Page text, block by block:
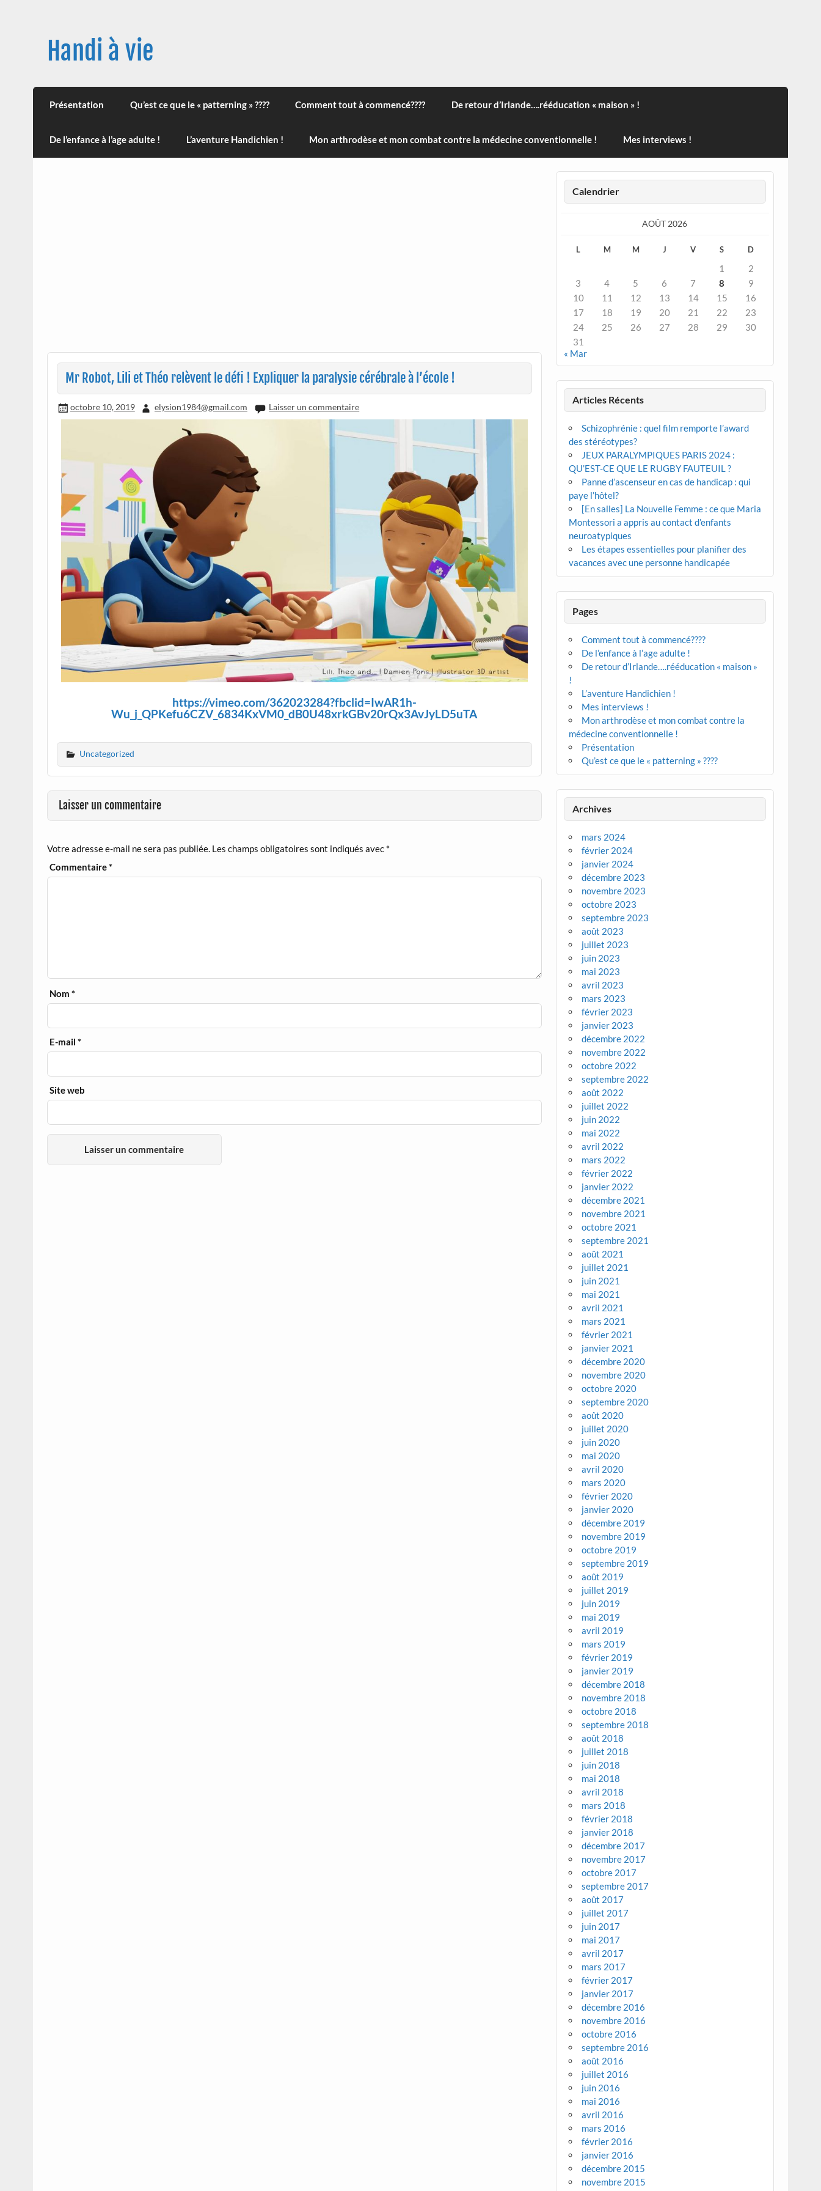
Handi à vie
Une image positive du handicap, en France et à travers le monde, des nouveautés technologiques , de l'handisport , des actualités sur la santé, sur les vaccins, de
leur impact sur la santé (mon histoire est dans le menu) ! Bonne visite
Présentation Qu’est ce que le « patterning » ???? Comment tout à commencé???? De retour d’Irlande….rééducation « maison » !
De l’enfance à l’age adulte ! L’aventure Handichien ! Mon arthrodèse et mon combat contre la médecine conventionnelle ! Mes interviews !
Mr Robot, Lili et Théo relèvent le défi ! Expliquer la paralysie cérébrale à l’école !
octobre 10, 2019 elysion1984@gmail.com Laisser un commentaire
https://vimeo.com/362023284?fbclid=IwAR1h-
Wu_j_QPKefu6CZV_6834KxVM0_dB0U48xrkGBv20rQx3AvJyLD5uTA
Uncategorized
Laisser un commentaire
Votre adresse e-mail ne sera pas publiée. Les champs obligatoires sont indiqués avec *
Commentaire*
Nom*
E-mail*
Site web
Calendrier
AOÛT 2026
L M M J V S D
1
2
3
4 5 6 7 8
9
10
11 12 13 14 15
16
17
18 19 20 21 22
23
24
25 26 27 28 29
30
31
« Mar
Articles Récents
Schizophrénie : quel film remporte l’award
des stéréotypes?
JEUX PARALYMPIQUES PARIS 2024 :
QU’EST-CE QUE LE RUGBY FAUTEUIL ?
Panne d’ascenseur en cas de handicap : qui
paye l’hôtel?
[En salles] La Nouvelle Femme : ce que Maria
Montessori a appris au contact d’enfants
neuroatypiques
Les étapes essentielles pour planifier des
vacances avec une personne handicapée
Pages
Comment tout à commencé????
De l’enfance à l’age adulte !
De retour d’Irlande….rééducation « maison »
!
L’aventure Handichien !
Mes interviews !
Mon arthrodèse et mon combat contre la
médecine conventionnelle !
Présentation
Qu’est ce que le « patterning » ????
Archives
mars 2024
février 2024
janvier 2024
décembre 2023
novembre 2023
octobre 2023
septembre 2023
août 2023
juillet 2023
juin 2023
mai 2023
avril 2023
mars 2023
février 2023
janvier 2023
décembre 2022
novembre 2022
octobre 2022
septembre 2022
août 2022
juillet 2022
juin 2022
mai 2022
avril 2022
mars 2022
février 2022
janvier 2022
décembre 2021
novembre 2021
octobre 2021
septembre 2021
août 2021
juillet 2021
juin 2021
mai 2021
avril 2021
mars 2021
février 2021
janvier 2021
décembre 2020
novembre 2020
octobre 2020
septembre 2020
août 2020
juillet 2020
juin 2020
mai 2020
avril 2020
mars 2020
février 2020
janvier 2020
décembre 2019
novembre 2019
octobre 2019
septembre 2019
août 2019
juillet 2019
juin 2019
mai 2019
avril 2019
mars 2019
février 2019
janvier 2019
décembre 2018
novembre 2018
octobre 2018
septembre 2018
août 2018
juillet 2018
juin 2018
mai 2018
avril 2018
mars 2018
février 2018
janvier 2018
décembre 2017
novembre 2017
octobre 2017
septembre 2017
août 2017
juillet 2017
juin 2017
mai 2017
avril 2017
mars 2017
février 2017
janvier 2017
décembre 2016
novembre 2016
octobre 2016
septembre 2016
août 2016
juillet 2016
juin 2016
mai 2016
avril 2016
mars 2016
février 2016
janvier 2016
décembre 2015
novembre 2015